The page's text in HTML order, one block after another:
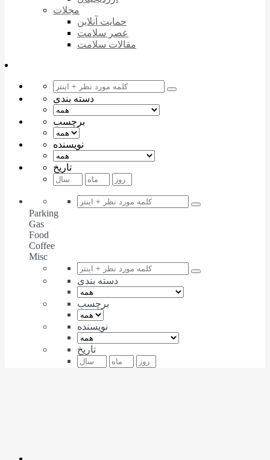
مجلات
حمایت آنلاین
عصر سلامت
مقالات سلامت
دسته بندی
برچسب
نویسنده
تاریخ
Parking
Gas
Food
Coffee
Misc
دسته بندی
برچسب
نویسنده
تاریخ